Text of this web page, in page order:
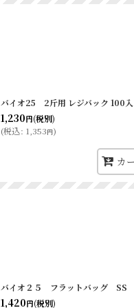
バイオ25 2斤用 レジバック 100入
1,230円(税別)
(税込: 1,353円)
カ
バイオ２５ フラットバッグ SS
1,420円(税別)